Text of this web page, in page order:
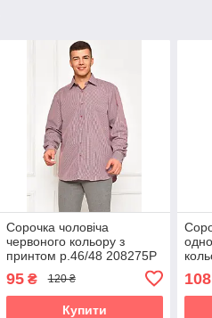
Сорочка чоловіча
червоного кольору з
принтом р.46/48 208275P
95₴ 120 ₴
Купити
108